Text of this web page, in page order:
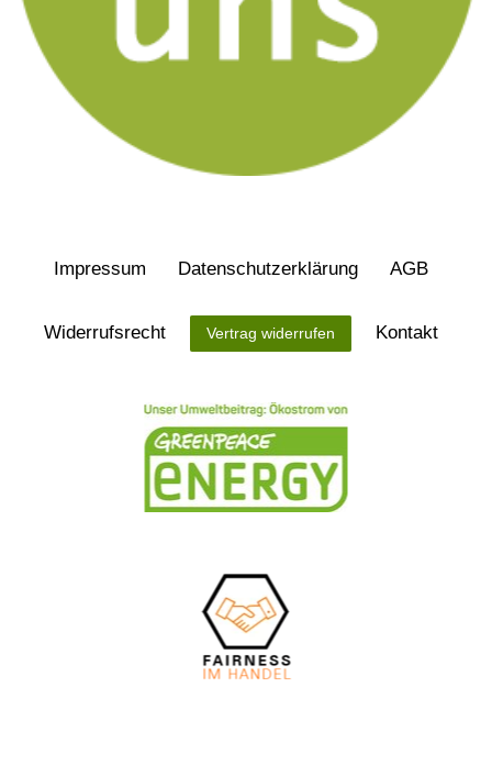
Impressum Daten­schutz­erklärung AGB
Widerrufs­recht Vertrag widerrufen Kontakt